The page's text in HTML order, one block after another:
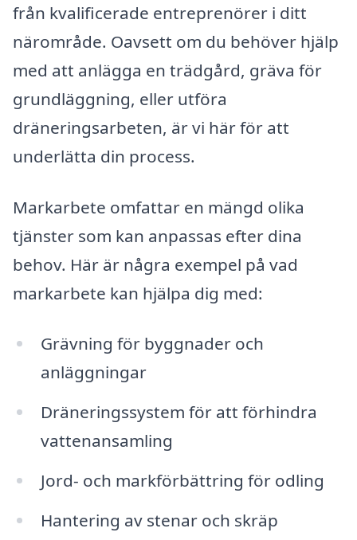
från kvalificerade entreprenörer i ditt
närområde. Oavsett om du behöver hjälp
med att anlägga en trädgård, gräva för
grundläggning, eller utföra
dräneringsarbeten, är vi här för att
underlätta din process.
Markarbete omfattar en mängd olika
tjänster som kan anpassas efter dina
behov. Här är några exempel på vad
markarbete kan hjälpa dig med:
Grävning för byggnader och
anläggningar
Dräneringssystem för att förhindra
vattenansamling
Jord- och markförbättring för odling
Hantering av stenar och skräp